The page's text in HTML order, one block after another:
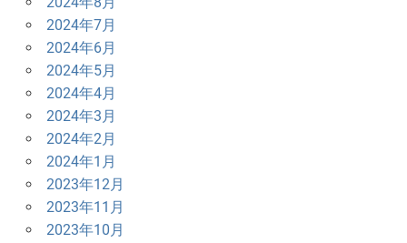
2024年7月
2024年6月
2024年5月
2024年4月
2024年3月
2024年2月
2024年1月
2023年12月
2023年11月
2023年10月